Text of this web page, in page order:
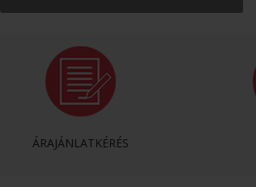
ÁRAJÁNLATKÉRÉS